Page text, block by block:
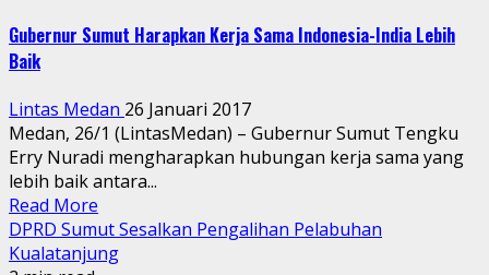
Gubernur Sumut Harapkan Kerja Sama Indonesia-India Lebih
Baik
Lintas Medan 26 Januari 2017
Medan, 26/1 (LintasMedan) – Gubernur Sumut Tengku
Erry Nuradi mengharapkan hubungan kerja sama yang
lebih baik antara...
Read More
DPRD Sumut Sesalkan Pengalihan Pelabuhan
Kualatanjung